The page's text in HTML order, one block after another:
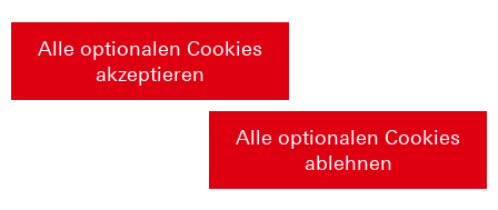
Alle optionalen Cookies
akzeptieren
Alle optionalen Cookies
ablehnen